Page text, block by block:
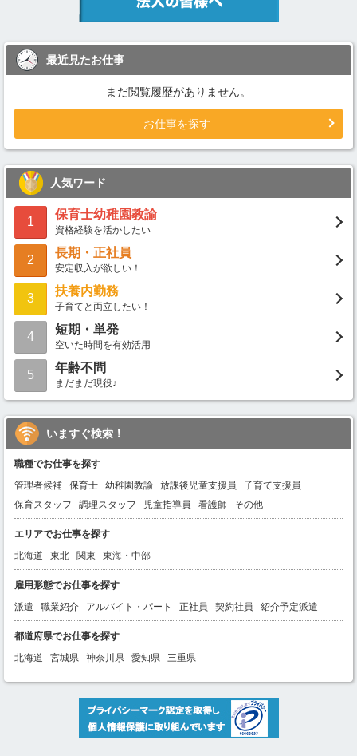
最近見たお仕事
まだ閲覧履歴がありません。
お仕事を探す
人気ワード
1
保育士幼稚園教諭
資格経験を活かしたい
2
長期・正社員
安定収入が欲しい！
3
扶養内勤務
子育てと両立したい！
4
短期・単発
空いた時間を有効活用
5
年齢不問
まだまだ現役♪
いますぐ検索！
職種でお仕事を探す
管理者候補
保育士 幼稚園教諭 放課後児童支援員
子育て支援員
保育スタッフ
調理スタッフ 児童指導員 看護師 その他
エリアでお仕事を探す
北海道
東北 関東 東海・中部
雇用形態でお仕事を探す
派遣
職業紹介 アルバイト・パート 正社員 契約社員 紹介予定派遣
都道府県でお仕事を探す
北海道
宮城県 神奈川県 愛知県 三重県